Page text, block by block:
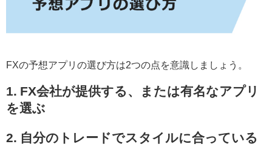
FXの予想アプリの選び方は2つの点を意識しましょう。
1. FX会社が提供する、または有名なアプリ
を選ぶ
2. 自分のトレードでスタイルに合っている